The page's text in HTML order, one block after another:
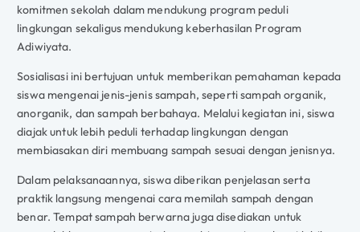
komitmen sekolah dalam mendukung program peduli
lingkungan sekaligus mendukung keberhasilan Program
Adiwiyata.
Sosialisasi ini bertujuan untuk memberikan pemahaman kepada
siswa mengenai jenis-jenis sampah, seperti sampah organik,
anorganik, dan sampah berbahaya. Melalui kegiatan ini, siswa
diajak untuk lebih peduli terhadap lingkungan dengan
membiasakan diri membuang sampah sesuai dengan jenisnya.
Dalam pelaksanaannya, siswa diberikan penjelasan serta
praktik langsung mengenai cara memilah sampah dengan
benar. Tempat sampah berwarna juga disediakan untuk